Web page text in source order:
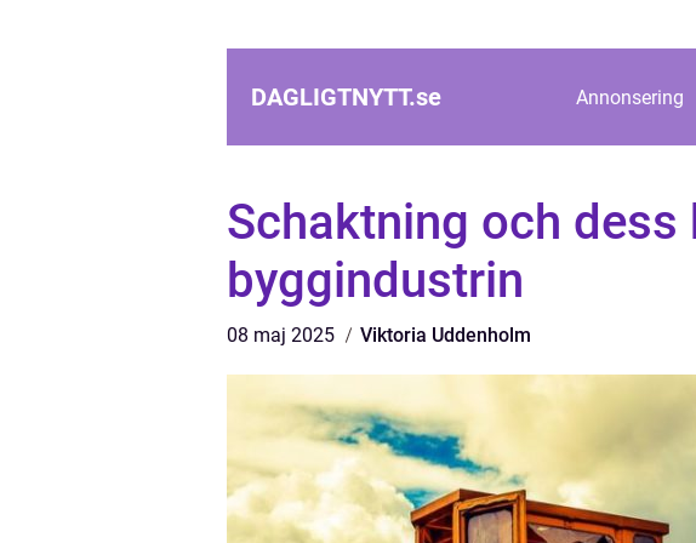
DAGLIGTNYTT.se Annonsering
Schaktning och dess
byggindustrin
08 maj 2025 Viktoria Uddenholm